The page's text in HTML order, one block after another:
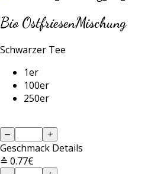
Bio OstfriesenMischung
Schwarzer Tee
1er
100er
250er
– +
Geschmack Details
≙ 0.77€